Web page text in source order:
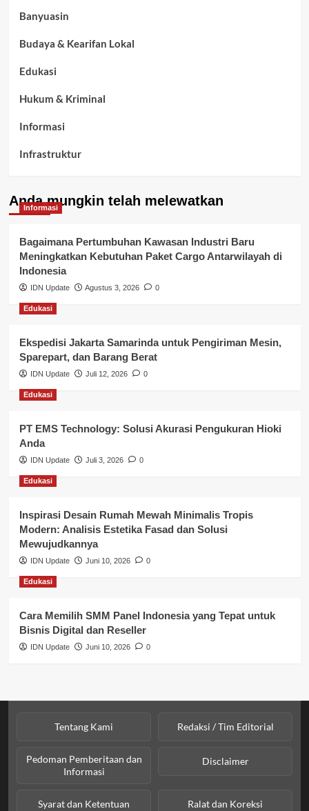
Banyuasin
Budaya & Kearifan Lokal
Edukasi
Hukum & Kriminal
Informasi
Infrastruktur
Kepegawaian & ASN Banyuasin
Kesehatan
Keuangan
Lalu Lintas
Layanan Publik Kabupaten Banyuasin
Nasional
Pemerintahan
Pendidikan
Perbankan & Keuangan
Perpajakan & Keuangan
Profil Wilayah Banyuasin
Sosial & Budaya
Sosial & Kesejahteraan
Anda mungkin telah melewatkan
Informasi
Bagaimana Pertumbuhan Kawasan Industri Baru
Meningkatkan Kebutuhan Paket Cargo Antarwilayah di
Indonesia
IDN Update Agustus 3, 2026 0
Edukasi
Ekspedisi Jakarta Samarinda untuk Pengiriman Mesin,
Sparepart, dan Barang Berat
IDN Update Juli 12, 2026 0
Edukasi
PT EMS Technology: Solusi Akurasi Pengukuran Hioki
Anda
IDN Update Juli 3, 2026 0
Edukasi
Inspirasi Desain Rumah Mewah Minimalis Tropis
Modern: Analisis Estetika Fasad dan Solusi
Mewujudkannya
IDN Update Juni 10, 2026 0
Edukasi
Cara Memilih SMM Panel Indonesia yang Tepat untuk
Bisnis Digital dan Reseller
IDN Update Juni 10, 2026 0
Tentang Kami Redaksi / Tim Editorial
Pedoman Pemberitaan dan
Informasi
Disclaimer
Syarat dan Ketentuan Ralat dan Koreksi